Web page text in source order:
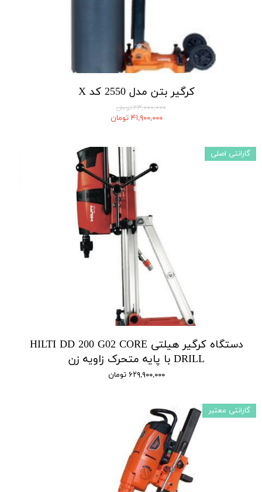
کرگیر بتن مدل 2550 کد X
۴۳,۰۰۰,۰۰۰ تومان
۴۱,۹۰۰,۰۰۰ تومان
دستگاه کرگیر هیلتی HILTI DD 200 G02 CORE
DRILL با پایه متحرک زاویه زن
۶۲۹,۹۰۰,۰۰۰ تومان
گارانتی اصلی
گارانتی معتبر